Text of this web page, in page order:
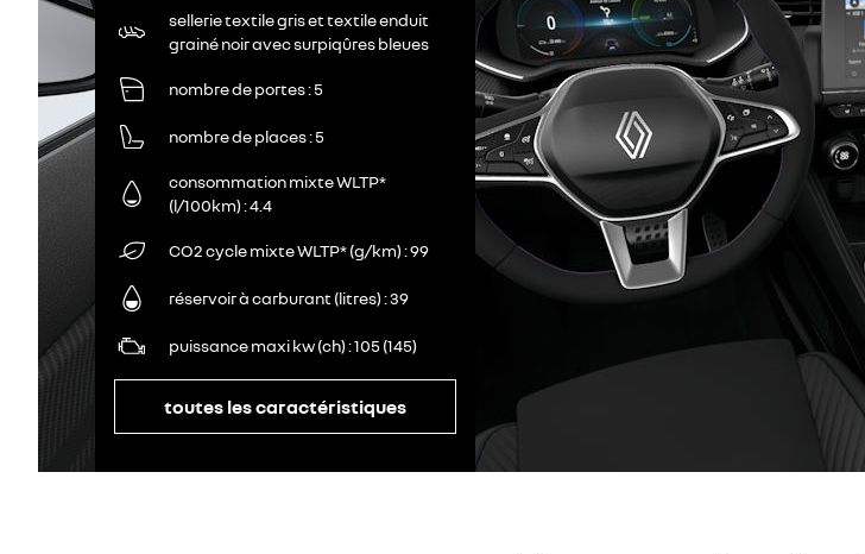
sellerie textile gris et textile enduit
grainé noir avec surpiqûres bleues
nombre de portes 5
nombre de places 5
consommation mixte WLTP*
(l/100km) 4.4
CO2 cycle mixte WLTP* (g/km) 99
réservoir à carburant (litres) 39
puissance maxi kw (ch) 105 (145)
toutes les caractéristiques